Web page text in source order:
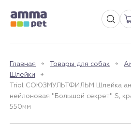
Главная Товары для собак
Шлейки
Triol СОЮЗМУЛЬТФИЛЬМ Шлейка
нейлоновая "Большой секрет" S,
550мм